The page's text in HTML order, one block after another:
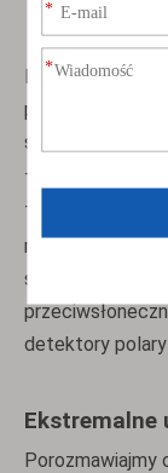
Wysyłaj
Na przykład
podczas krycia.
świetlika do
– nawet gdy
Ta umiejętność
rozwiązywać
świecie
detektory
Ekstremalne
Porozmawiajmy